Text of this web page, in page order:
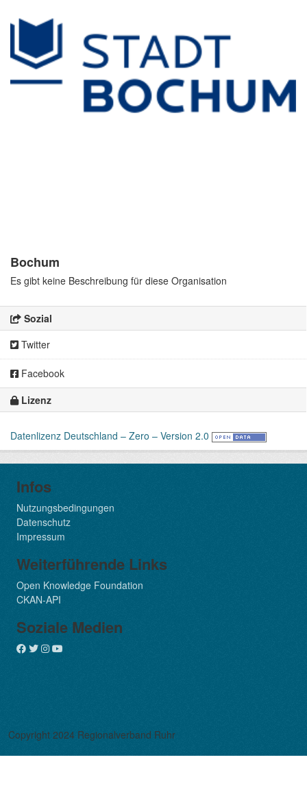
Bochum
Es gibt keine Beschreibung für diese Organisation
Sozial
Twitter
Facebook
Lizenz
Datenlizenz Deutschland – Zero – Version 2.0
Infos
Nutzungsbedingungen
Datenschutz
Impressum
Weiterführende Links
Open Knowledge Foundation
CKAN-API
Soziale Medien
Copyright 2024 Regionalverband Ruhr